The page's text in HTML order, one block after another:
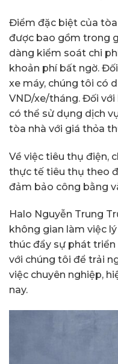
Điểm đặc biệt của tòa
được bao gồm trong
dàng kiểm soát chi
khoản phí bất ngờ.
xe máy, chúng tôi có
VND/xe/tháng. Đối
có thể sử dụng dịch
tòa nhà với giá thỏa
Về việc tiêu thụ điện,
thực tế tiêu thụ theo
đảm bảo công bằng
Halo Nguyễn Trung
không gian làm việc
thúc đẩy sự phát triển
với chúng tôi để trải
việc chuyên nghiệp,
nay.